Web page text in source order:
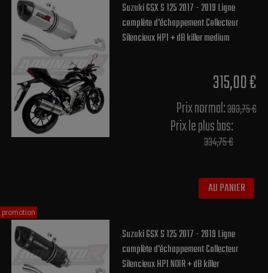
Suzuki GSX S 125 2017 - 2019 Ligne
complète d'échappement Collecteur
Silencieux HP1 + dB killer medium
315,00 €
Prix normal​:393,75 €
Prix le plus bas:
334,75 €
AU PANIER
Suzuki GSX S 125 2017 - 2019 Ligne
complète d'échappement Collecteur
Silencieux HP1 NOIR + dB killer
promotion